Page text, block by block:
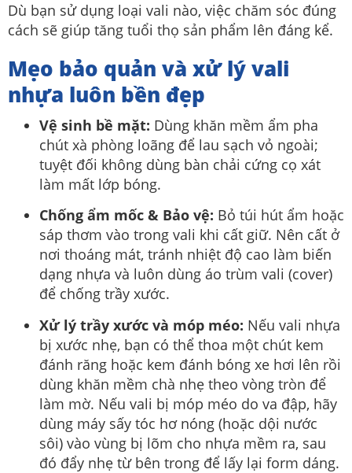
Dù bạn sử dụng loại vali nào, việc chăm sóc đúng
cách sẽ giúp tăng tuổi thọ sản phẩm lên đáng kể.
Mẹo bảo quản và xử lý vali
nhựa luôn bền đẹp
Vệ sinh bề mặt: Dùng khăn mềm ẩm pha
chút xà phòng loãng để lau sạch vỏ ngoài;
tuyệt đối không dùng bàn chải cứng cọ xát
làm mất lớp bóng.
Chống ẩm mốc & Bảo vệ: Bỏ túi hút ẩm hoặc
sáp thơm vào trong vali khi cất giữ. Nên cất ở
nơi thoáng mát, tránh nhiệt độ cao làm biến
dạng nhựa và luôn dùng áo trùm vali (cover)
để chống trầy xước.
Xử lý trầy xước và móp méo: Nếu vali nhựa
bị xước nhẹ, bạn có thể thoa một chút kem
đánh răng hoặc kem đánh bóng xe hơi lên rồi
dùng khăn mềm chà nhẹ theo vòng tròn để
làm mờ. Nếu vali bị móp méo do va đập, hãy
dùng máy sấy tóc hơ nóng (hoặc dội nước
sôi) vào vùng bị lõm cho nhựa mềm ra, sau
đó đẩy nhẹ từ bên trong để lấy lại form dáng.